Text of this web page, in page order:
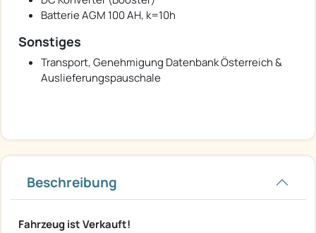
Batterie AGM 100 AH, k=10h
Sonstiges
Transport, Genehmigung Datenbank Österreich &
Auslieferungspauschale
Beschreibung
Fahrzeug ist Verkauft!